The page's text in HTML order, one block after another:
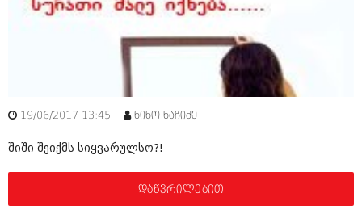
იანვარი 2016 (206)
ნოემბერი 2015 (264)
ოქტომბერი 2015 (204)
ივნისი 2015 (261)
აპრილი 2015 (208)
მარტი 2015 (365)
თებერვალი 2015 (286)
იანვარი 2015 (247)
19/06/2017 13:45 ნინო ხაჩიძე
შიში შეიქმს სიყვარულსო?!
დაწვრილებით